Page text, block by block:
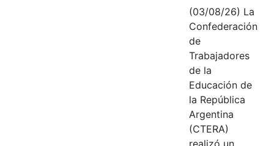
(03/08/26) La
Confederación
de
Trabajadores
de la
Educación de
la República
Argentina
(CTERA)
realizó un